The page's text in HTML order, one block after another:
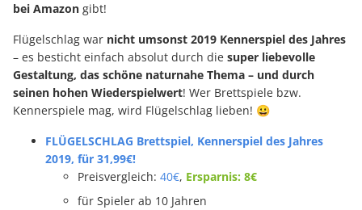
bei Amazon gibt!
Flügelschlag war nicht umsonst 2019 Kennerspiel des Jahres
– es besticht einfach absolut durch die super liebevolle
Gestaltung, das schöne naturnahe Thema – und durch
seinen hohen Wiederspielwert! Wer Brettspiele bzw.
Kennerspiele mag, wird Flügelschlag lieben! 😀
FLÜGELSCHLAG Brettspiel, Kennerspiel des Jahres
2019, für 31,99€!
Preisvergleich: 40€, Ersparnis: 8€
für Spieler ab 10 Jahren